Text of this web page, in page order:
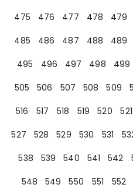
475
476 477 478 479
485
486 487 488 489
495
496 497 498 499
505
506 507 508 509
516
517 518 519 520 521
527
528 529 530 531
538
539 540 541 542
548
549 550 551 552